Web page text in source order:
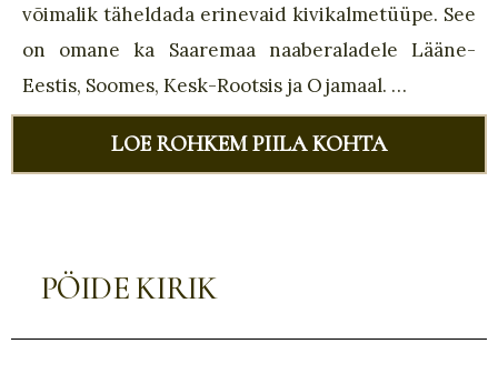
võimalik täheldada erinevaid kivikalmetüüpe. See
on omane ka Saaremaa naaberaladele Lääne-
Eestis, Soomes, Kesk-Rootsis ja Ojamaal. …
LOE ROHKEM PIILA KOHTA
PÖIDE KIRIK